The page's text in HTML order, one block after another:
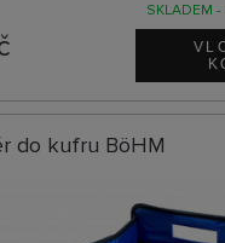
SKLADEM
do kufru BöHM